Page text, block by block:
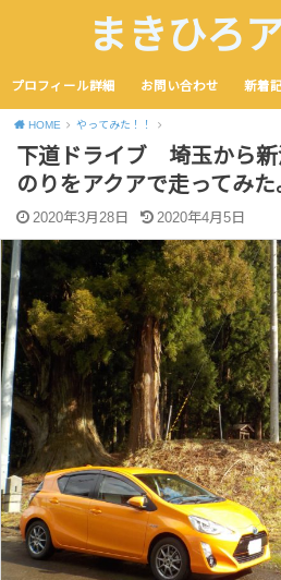
まきひろ
プロフィール詳細 お問い合わせ 新着
HOME やってみた！！
下道ドライブ 埼玉から新
のりをアクアで走ってみた
2020年3月28日 2020年4月5日